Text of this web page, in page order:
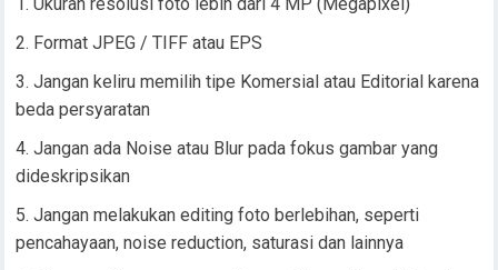
Ukuran resolusi foto lebih dari 4 MP (Megapixel)
Format JPEG / TIFF atau EPS
Jangan keliru memilih tipe Komersial atau Editorial karena
beda persyaratan
Jangan ada Noise atau Blur pada fokus gambar yang
dideskripsikan
Jangan melakukan editing foto berlebihan, seperti
pencahayaan, noise reduction, saturasi dan lainnya